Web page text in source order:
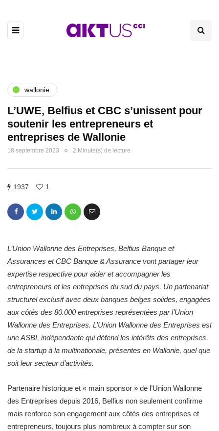
wallonie
L’UWE, Belfius et CBC s’unissent pour
soutenir les entrepreneurs et
entreprises de Wallonie
18 septembre 2023 2 Minute(s) de lecture
1937 1
L’Union Wallonne des Entreprises, Belfius Banque et
Assurances et CBC Banque & Assurance vont partager leur
expertise respective pour aider et accompagner les
entrepreneurs et les entreprises du sud du pays. Un partenariat
structurel exclusif avec deux banques belges solides, engagées
aux côtés des 80.000 entreprises représentées par l’Union
Wallonne des Entreprises. L’Union Wallonne des Entreprises est
une ASBL indépendante qui défend les intérêts des entreprises,
de la startup à la multinationale, présentes en Wallonie, quel que
soit leur secteur d’activités.
Partenaire historique et « main sponsor » de l’Union Wallonne
des Entreprises depuis 2016, Belfius non seulement confirme
mais renforce son engagement aux côtés des entreprises et
entrepreneurs, toujours plus nombreux à compter sur son